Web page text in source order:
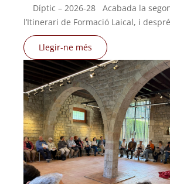
Díptic – 2026-28 Acabada la
l’Itinerari de Formació Laical, i
Llegir-ne més